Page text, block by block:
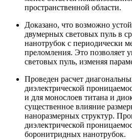
пространственной области.
Доказано, что возможно
двумерных световых пуль в
нанотрубок с периодически
преломления. Это позволяет
световых пуль, изменяя
Проведен расчет
диэлектрической
и для монослоев титана и
существенное влияние
наноразмерных структур.
диэлектрической
боронитридных нанотрубок.